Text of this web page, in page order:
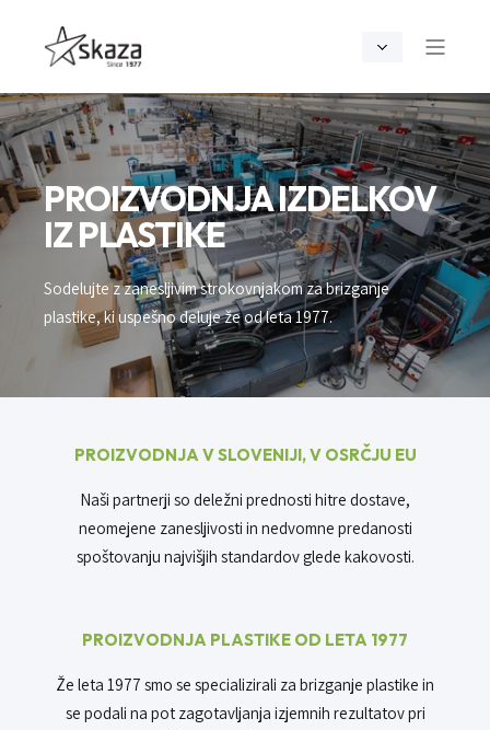
PROIZVODNJA IZDELKOV
IZ PLASTIKE
Sodelujte z zanesljivim strokovnjakom za brizganje
plastike, ki uspešno deluje že od leta 1977.
PROIZVODNJA V SLOVENIJI, V OSRČJU EU
Naši partnerji so deležni prednosti hitre dostave,
neomejene zanesljivosti in nedvomne predanosti
spoštovanju najvišjih standardov glede kakovosti.
PROIZVODNJA PLASTIKE OD LETA 1977
Že leta 1977 smo se specializirali za brizganje plastike in
se podali na pot zagotavljanja izjemnih rezultatov pri